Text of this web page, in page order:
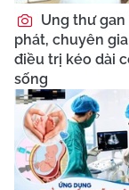
Ung thư gan
phát, chuyên
điều trị kéo dài
sống